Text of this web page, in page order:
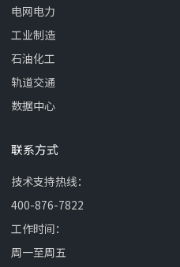
电网电力
工业制造
石油化工
轨道交通
数据中心
联系方式
技术支持热线：
400-876-7822
工作时间：
周一至周五